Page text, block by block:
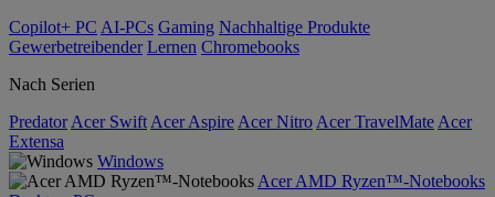
Copilot+ PC AI-PCs Gaming Nachhaltige Produkte
Gewerbetreibender Lernen Chromebooks
Nach Serien
Predator Acer Swift Acer Aspire Acer Nitro Acer TravelMate Acer
Extensa
Windows
Acer AMD Ryzen™-Notebooks